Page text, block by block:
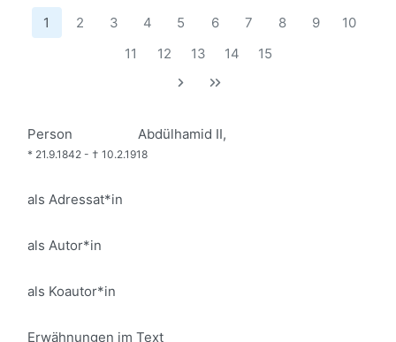
1 2 3 4 5 6 7 8 9
10
11
12 13 14 15
Person Abdülhamid II,
* 21.9.1842 - † 10.2.1918
als Adressat*in
als Autor*in
als Koautor*in
Erwähnungen im Text